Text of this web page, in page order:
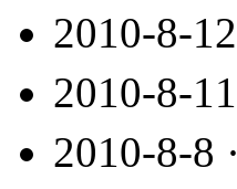
2010-8-12
2010-8-11
2010-8-8 ·